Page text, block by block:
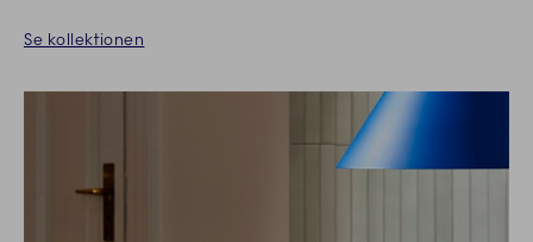
Se kollektionen